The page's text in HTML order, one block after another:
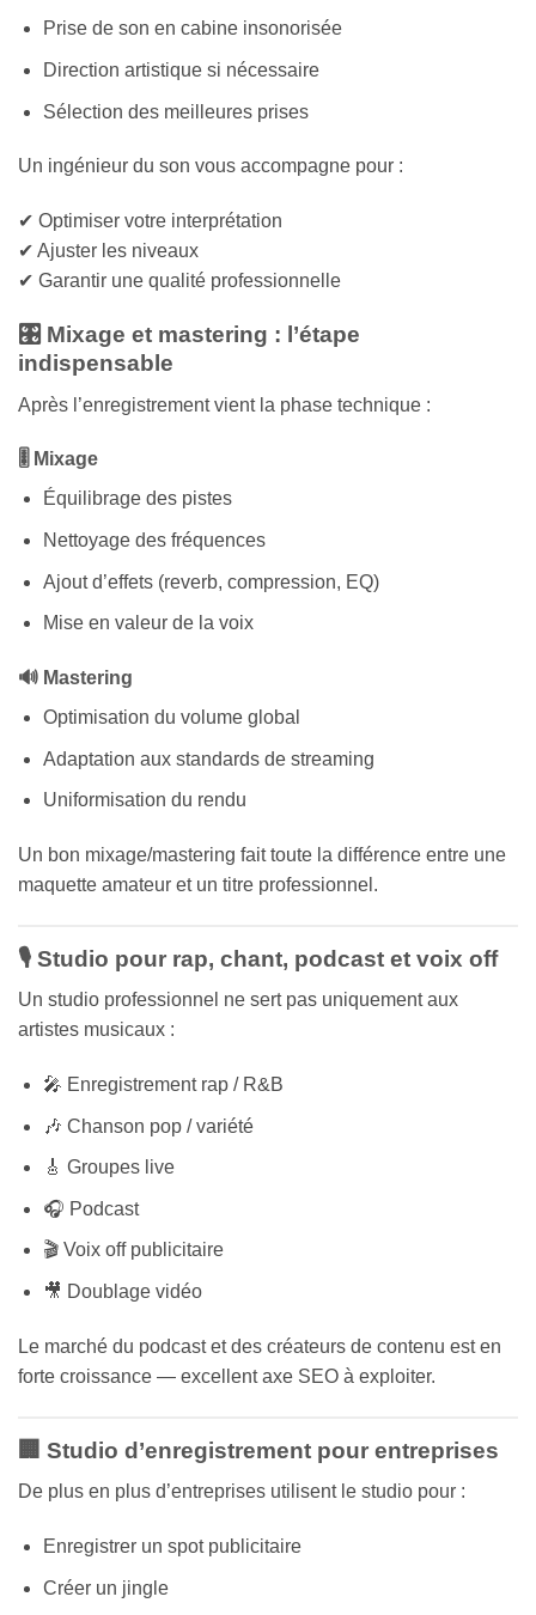
Prise de son en cabine insonorisée
Direction artistique si nécessaire
Sélection des meilleures prises
Un ingénieur du son vous accompagne pour :
✔ Optimiser votre interprétation
✔ Ajuster les niveaux
✔ Garantir une qualité professionnelle
🎛️ Mixage et mastering : l’étape
indispensable
Après l’enregistrement vient la phase technique :
🎚️ Mixage
Équilibrage des pistes
Nettoyage des fréquences
Ajout d’effets (reverb, compression, EQ)
Mise en valeur de la voix
🔊 Mastering
Optimisation du volume global
Adaptation aux standards de streaming
Uniformisation du rendu
Un bon mixage/mastering fait toute la différence entre une
maquette amateur et un titre professionnel.
🎙️ Studio pour rap, chant, podcast et voix off
Un studio professionnel ne sert pas uniquement aux
artistes musicaux :
🎤 Enregistrement rap / R&B
🎶 Chanson pop / variété
🎸 Groupes live
🎧 Podcast
🎬 Voix off publicitaire
🎥 Doublage vidéo
Le marché du podcast et des créateurs de contenu est en
forte croissance — excellent axe SEO à exploiter.
🏢 Studio d’enregistrement pour entreprises
De plus en plus d’entreprises utilisent le studio pour :
Enregistrer un spot publicitaire
Créer un jingle